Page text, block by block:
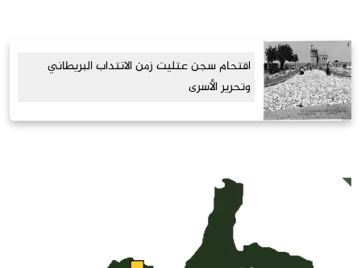
اقتحام سجن عتليت زمن الانتداب البريطاني
وتحرير الأسرى